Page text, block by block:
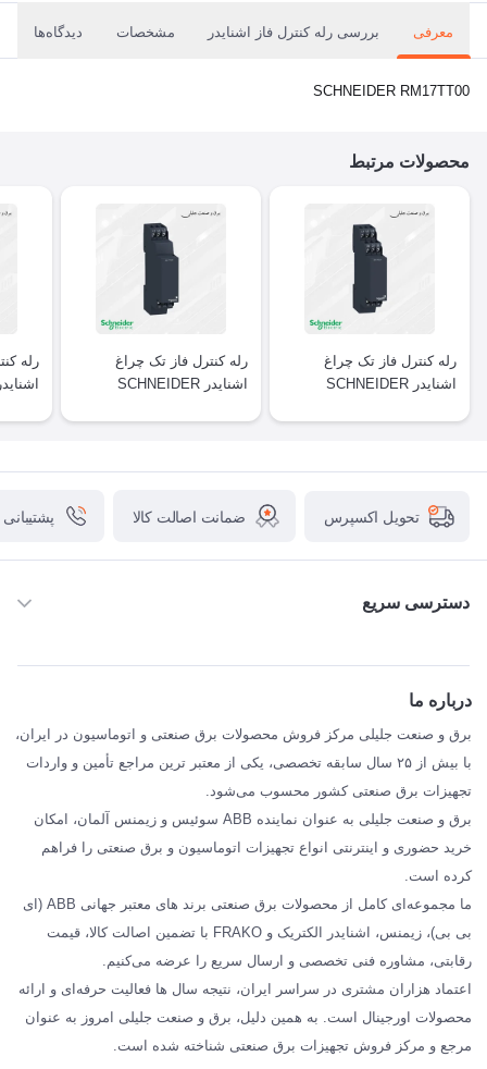
معرفی بررسی رله کنترل فاز اشنایدر مشخصات دیدگاه‌ها
SCHNEIDER RM17TT00
محصولات مرتبط
رله کنترل فاز تک چراغ
اشنایدر SCHNEIDER
رله کنترل فاز تک چراغ
اشنایدر SCHNEIDER
رله
تحویل اکسپرس ضمانت اصالت کالا
دسترسی سریع
SCHNEIDER
فراکو FRAKO
مقالات تخصصی برق صنعتی
درباره ما
برق و صنعت جلیلی مرکز فروش محصولات برق صنعتی و اتوماسیون در ایران،
با بیش از ۲۵ سال سابقه تخصصی، یکی از معتبر ترین مراجع تأمین و واردات
تجهیزات برق صنعتی کشور محسوب می‌شود.
برق و صنعت جلیلی به عنوان نماینده ABB سوئیس و زیمنس آلمان، امکان
خرید حضوری و اینترنتی انواع تجهیزات اتوماسیون و برق صنعتی را فراهم
کرده است.
ما مجموعه‌ای کامل از محصولات برق صنعتی برند های معتبر جهانی ABB (ای
بی بی)، زیمنس، اشنایدر الکتریک و FRAKO با تضمین اصالت کالا، قیمت
رقابتی، مشاوره فنی تخصصی و ارسال سریع را عرضه می‌کنیم.
اعتماد هزاران مشتری در سراسر ایران، نتیجه سال ها فعالیت حرفه‌ای و ارائه
محصولات اورجینال است. به همین دلیل، برق و صنعت جلیلی امروز به عنوان
مرجع و مرکز فروش تجهیزات برق صنعتی شناخته شده است.